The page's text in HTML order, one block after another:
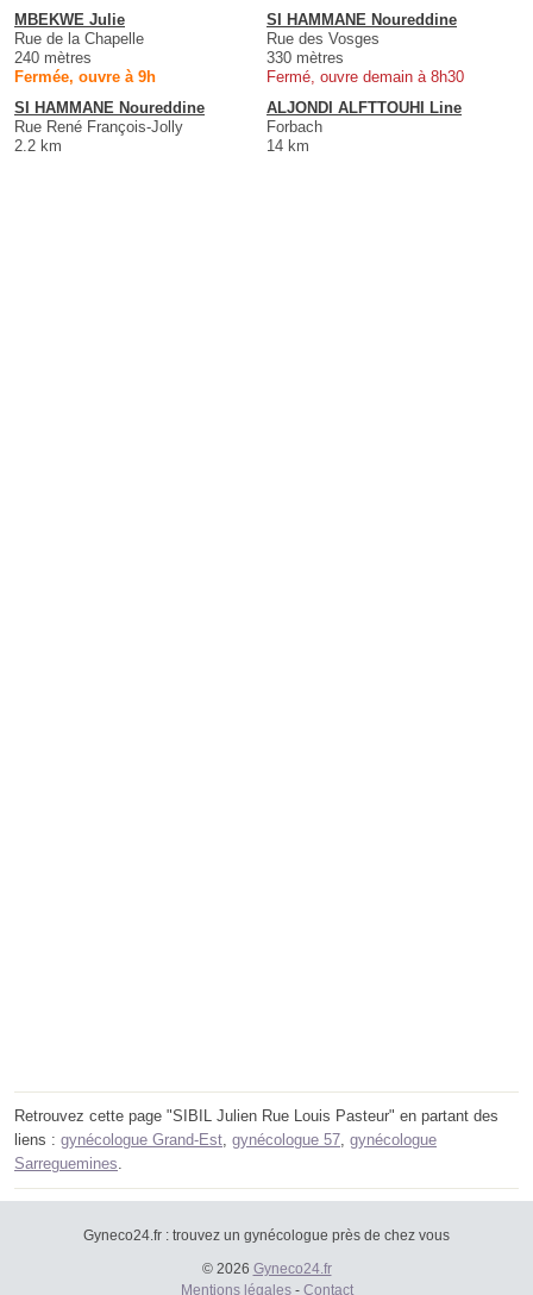
MBEKWE Julie
Rue de la Chapelle
240 mètres
Fermée, ouvre à 9h
SI HAMMANE Noureddine
Rue des Vosges
330 mètres
Fermé, ouvre demain à 8h30
SI HAMMANE Noureddine
Rue René François-Jolly
2.2 km
ALJONDI ALFTTOUHI Line
Forbach
14 km
Retrouvez cette page "SIBIL Julien Rue Louis Pasteur" en partant des
liens : gynécologue Grand-Est, gynécologue 57, gynécologue
Sarreguemines.
Gyneco24.fr : trouvez un gynécologue près de chez vous
© 2026 Gyneco24.fr
Mentions légales- Contact